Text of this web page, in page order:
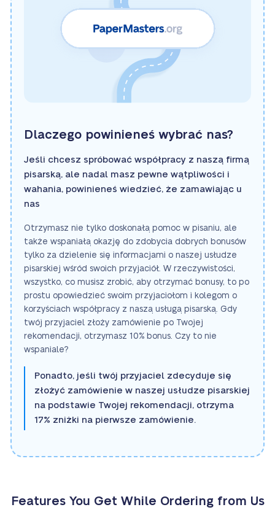
Dlaczego powinieneś wybrać nas?
Jeśli chcesz spróbować współpracy z naszą firmą
pisarską, ale nadal masz pewne wątpliwości i
wahania, powinieneś wiedzieć, że zamawiając u
nas
Otrzymasz nie tylko doskonałą pomoc w pisaniu, ale
także wspaniałą okazję do zdobycia dobrych bonusów
tylko za dzielenie się informacjami o naszej usłudze
pisarskiej wśród swoich przyjaciół. W rzeczywistości,
wszystko, co musisz zrobić, aby otrzymać bonusy, to po
prostu opowiedzieć swoim przyjaciołom i kolegom o
korzyściach współpracy z naszą usługą pisarską. Gdy
twój przyjaciel złoży zamówienie po Twojej
rekomendacji, otrzymasz 10% bonus. Czy to nie
wspaniale?
Ponadto, jeśli twój przyjaciel zdecyduje się
złożyć zamówienie w naszej usłudze pisarskiej
na podstawie Twojej rekomendacji, otrzyma
17% zniżki na pierwsze zamówienie.
Features You Get While Ordering from Us